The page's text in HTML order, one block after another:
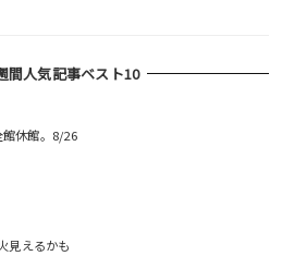
間人気記事ベスト10
休館。8/26
見えるかも